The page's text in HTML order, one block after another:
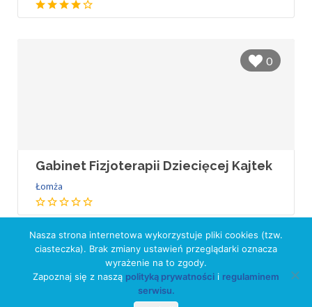
0
Gabinet Fizjoterapii Dziecięcej Kajtek
Łomża
Nasza strona internetowa wykorzystuje pliki cookies (tzw.
ciasteczka). Brak zmiany ustawień przeglądarki oznacza
wyrażenie na to zgody.
Zapoznaj się z naszą polityką prywatności i regulaminem
serwisu.